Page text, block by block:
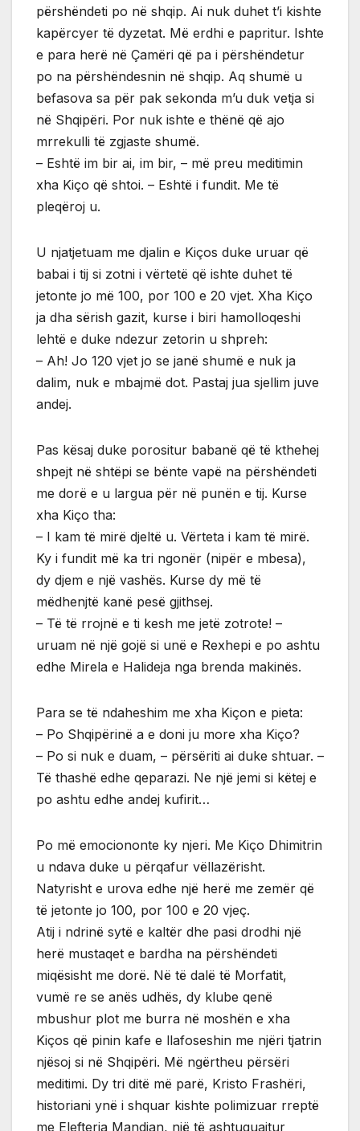
përshëndeti po në shqip. Ai nuk duhet t’i kishte
kapërcyer të dyzetat. Më erdhi e papritur. Ishte
e para herë në Çamëri që pa i përshëndetur
po na përshëndesnin në shqip. Aq shumë u
befasova sa për pak sekonda m’u duk vetja si
në Shqipëri. Por nuk ishte e thënë që ajo
mrrekulli të zgjaste shumë.
– Eshtë im bir ai, im bir, – më preu meditimin
xha Kiço që shtoi. – Eshtë i fundit. Me të
pleqëroj u.
U njatjetuam me djalin e Kiços duke uruar që
babai i tij si zotni i vërtetë që ishte duhet të
jetonte jo më 100, por 100 e 20 vjet. Xha Kiço
ja dha sërish gazit, kurse i biri hamolloqeshi
lehtë e duke ndezur zetorin u shpreh:
– Ah! Jo 120 vjet jo se janë shumë e nuk ja
dalim, nuk e mbajmë dot. Pastaj jua sjellim juve
andej.
Pas kësaj duke porositur babanë që të kthehej
shpejt në shtëpi se bënte vapë na përshëndeti
me dorë e u largua për në punën e tij. Kurse
xha Kiço tha:
– I kam të mirë djeltë u. Vërteta i kam të mirë.
Ky i fundit më ka tri ngonër (nipër e mbesa),
dy djem e një vashës. Kurse dy më të
mëdhenjtë kanë pesë gjithsej.
– Të të rrojnë e ti kesh me jetë zotrote! –
uruam në një gojë si unë e Rexhepi e po ashtu
edhe Mirela e Halideja nga brenda makinës.
Para se të ndaheshim me xha Kiçon e pieta:
– Po Shqipërinë a e doni ju more xha Kiço?
– Po si nuk e duam, – përsëriti ai duke shtuar. –
Të thashë edhe qeparazi. Ne një jemi si këtej e
po ashtu edhe andej kufirit…
Po më emociononte ky njeri. Me Kiço Dhimitrin
u ndava duke u përqafur vëllazërisht.
Natyrisht e urova edhe një herë me zemër që
të jetonte jo 100, por 100 e 20 vjeç.
Atij i ndrinë sytë e kaltër dhe pasi drodhi një
herë mustaqet e bardha na përshëndeti
miqësisht me dorë. Në të dalë të Morfatit,
vumë re se anës udhës, dy klube qenë
mbushur plot me burra në moshën e xha
Kiços që pinin kafe e llafoseshin me njëri tjatrin
njësoj si në Shqipëri. Më ngërtheu përsëri
meditimi. Dy tri ditë më parë, Kristo Frashëri,
historiani ynë i shquar kishte polimizuar rreptë
me Elefteria Mandian, një të ashtuquajtur